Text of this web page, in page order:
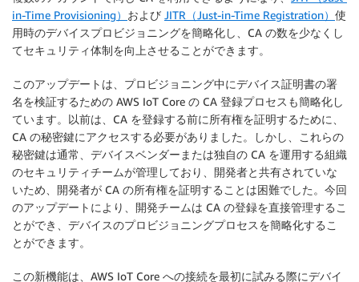
in-Time Provisioning） および JITR（Just-in-Time Registration） 使
用時のデバイスプロビジョニングを簡略化し、CA の数を少なくし
てセキュリティ体制を向上させることができます。
このアップデートは、プロビジョニング中にデバイス証明書の署
名を検証するための AWS IoT Core の CA 登録プロセスも簡略化し
ています。以前は、CA を登録する前に所有権を証明するために、
CA の秘密鍵にアクセスする必要がありました。しかし、これらの
秘密鍵は通常、デバイスベンダーまたは独自の CA を運用する組織
のセキュリティチームが管理しており、開発者と共有されていな
いため、開発者が CA の所有権を証明することは困難でした。今回
のアップデートにより、開発チームは CA の登録を直接管理するこ
とができ、デバイスのプロビジョニングプロセスを簡略化するこ
とができます。
この新機能は、AWS IoT Core への接続を最初に試みる際にデバイ